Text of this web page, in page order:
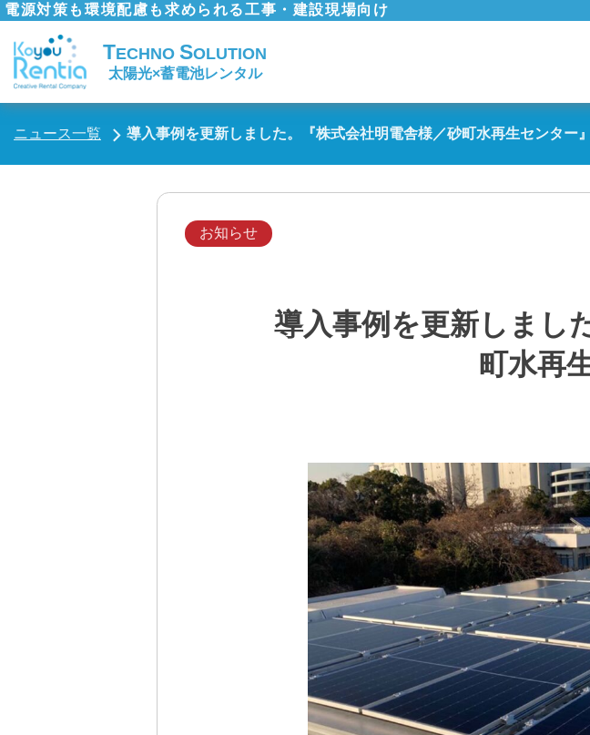
電源対策も環境配慮も求められる工事・建設現場向け
TECHNO SOLUTION
太陽光×蓄電池レンタル
ニュース一覧 導入事例を更新しました。『株式会社明電舎様／砂町水再生センター』
お知らせ
導入事例を更新しまし
町水再